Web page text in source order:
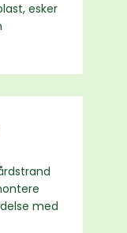
esker
med